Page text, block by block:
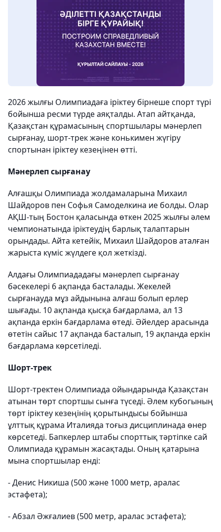
2026 жылғы Олимпиадаға іріктеу бірнеше спорт түрі
бойынша ресми түрде аяқталды. Атап айтқанда,
Қазақстан құрамасының спортшылары мәнерлеп
сырғанау, шорт-трек және конькимен жүгіру
спортынан іріктеу кезеңінен өтті.
Мәнерлеп сырғанау
Алғашқы Олимпиада жолдамаларына Михаил
Шайдоров пен Софья Самоделкина ие болды. Олар
АҚШ-тың Бостон қаласында өткен 2025 жылғы әлем
чемпионатында іріктеудің барлық талаптарын
орындады. Айта кетейік, Михаил Шайдоров аталған
жарыста күміс жүлдеге қол жеткізді.
Алдағы Олимпиададағы мәнерлеп сырғанау
бәсекелері 6 ақпанда басталады. Жекелей
сырғанауда мұз айдынына алғаш болып ерлер
шығады. 10 ақпанда қысқа бағдарлама, ал 13
ақпанда еркін бағдарлама өтеді. Әйелдер арасында
өтетін сайыс 17 ақпанда басталып, 19 ақпанда еркін
бағдарлама көрсетіледі.
Шорт-трек
Шорт-тректен Олимпиада ойындарында Қазақстан
атынан төрт спортшы сынға түседі. Әлем кубогының
төрт іріктеу кезеңінің қорытындысы бойынша
ұлттық құрама Италияда тоғыз дисциплинада өнер
көрсетеді. Бапкерлер штабы спорттық тәртіпке сай
Олимпиада құрамын жасақтады. Оның қатарына
мына спортшылар енді:
- Денис Никиша (500 және 1000 метр, аралас
эстафета);
- Абзал Әжғалиев (500 метр, аралас эстафета);